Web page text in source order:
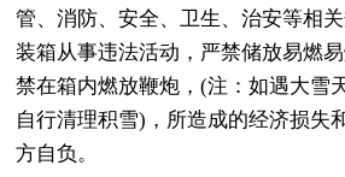
管、消防、安全、卫生、治安等相
装箱从事违法活动，严禁储放易燃
禁在箱内燃放鞭炮，(注：如遇大雪
自行清理积雪)，所造成的经济损失
方自负。